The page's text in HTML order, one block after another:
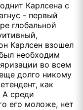
Карлсена с
- первый
глобальной
Карлсен взошел
необходим
во всем
долго никому
как
среди
его моложе, нет